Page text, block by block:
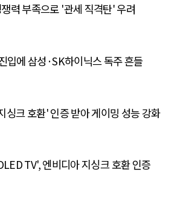
력 부족으로 '관세 직격탄' 우려
입에 삼성·SK하이닉스 독주 흔들
싱크 호환' 인증 받아 게이밍 성능 강화
TV', 엔비디아 지싱크 호환 인증